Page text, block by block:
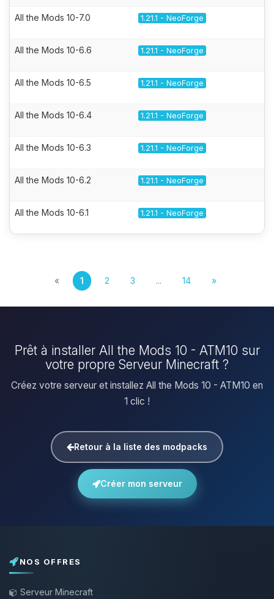
All the Mods 10-7.0 1.21.1 - NeoForge
All the Mods 10-6.6 1.21.1 - NeoForge
All the Mods 10-6.5 1.21.1 - NeoForge
All the Mods 10-6.4 1.21.1 - NeoForge
All the Mods 10-6.3 1.21.1 - NeoForge
All the Mods 10-6.2 1.21.1 - NeoForge
All the Mods 10-6.1 1.21.1 - NeoForge
« 1 2 3 ... 14 »
Prêt à installer All the Mods 10 - ATM10 sur
votre propre Serveur Minecraft ?
Créez votre serveur et installez All the Mods 10 - ATM10 en
1 clic !
Retour à la liste des modpacks
Créer mon serveur
NOS OFFRES
Serveur Minecraft